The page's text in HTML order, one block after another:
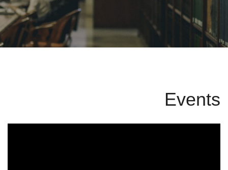
الشئون الأكاديمية
البحث العلمي
Events